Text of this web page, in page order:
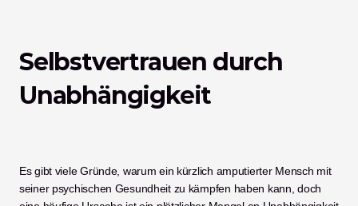
Selbstvertrauen durch
Unabhängigkeit
Es gibt viele Gründe, warum ein kürzlich amputierter Mensch mit
seiner psychischen Gesundheit zu kämpfen haben kann, doch